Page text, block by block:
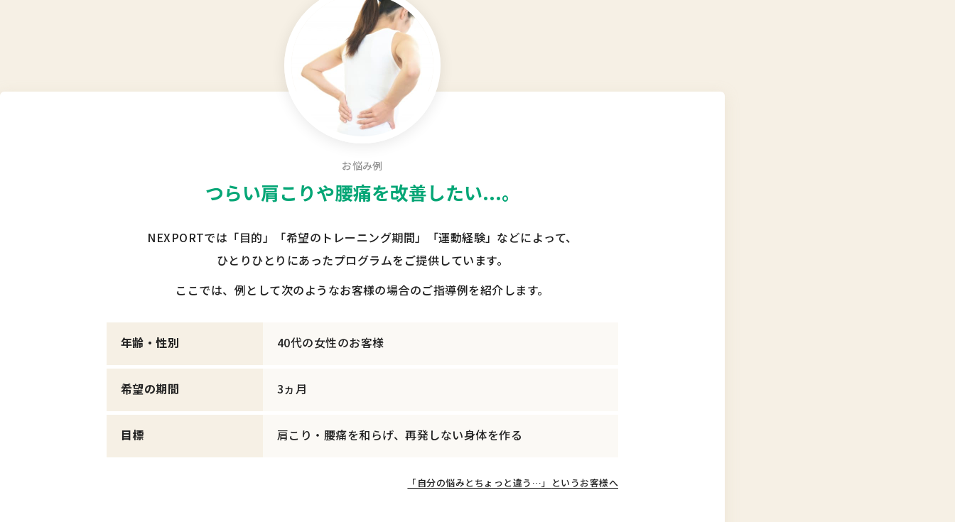
お悩み例
つらい肩こりや腰痛を改善したい...。
NEXPORTでは「目的」「希望のトレーニング期間」「運動経験」などによって、
ひとりひとりにあったプログラムをご提供しています。
ここでは、例として次のようなお客様の場合のご指導例を紹介します。
年齢・性別 40代の女性のお客様
希望の期間 3ヵ月
目標 肩こり・腰痛を和らげ、再発しない身体を作る
「自分の悩みとちょっと違う…」 というお客様へ